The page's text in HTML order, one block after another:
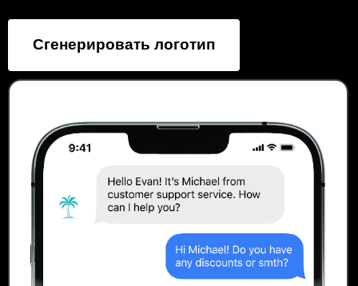
Сгенерировать логотип